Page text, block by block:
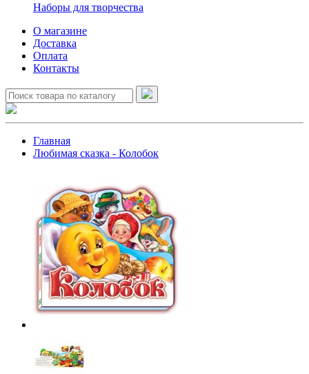
Наборы для творчества
О магазине
Доставка
Оплата
Контакты
Главная
Любимая сказка - Колобок